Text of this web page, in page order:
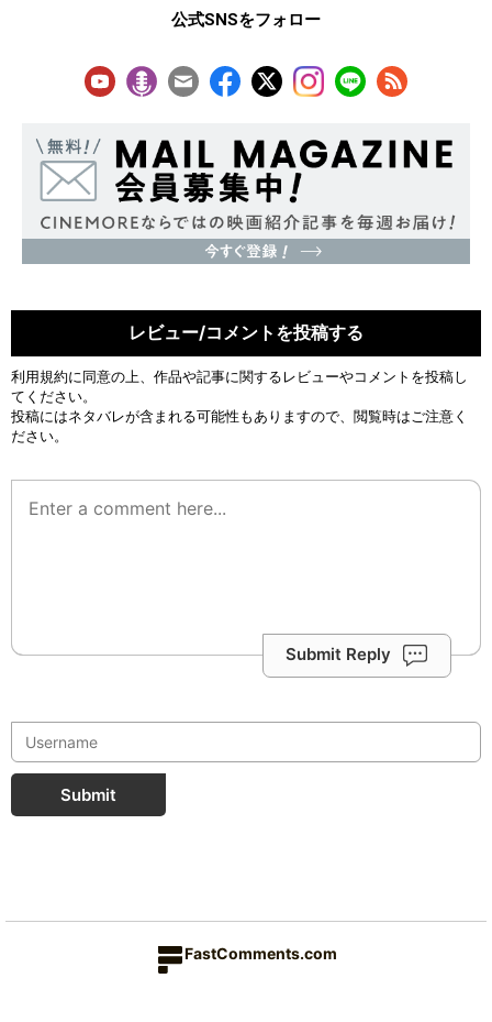
公式SNSをフォロー
レビュー/コメントを投稿する
利用規約に同意の上、作品や記事に関するレビューやコメントを投稿し
てください。
投稿にはネタバレが含まれる可能性もありますので、閲覧時はご注意く
ださい。
Submit Reply
Submit
FastComments.com